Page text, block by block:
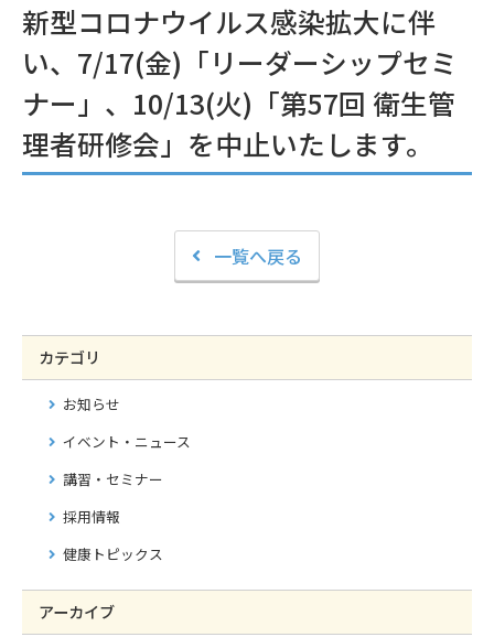
新型コロナウイルス感染拡大に伴
い、7/17(金)「リーダーシップセミ
ナー」、10/13(火)「第57回 衛生管
理者研修会」を中止いたします。
一覧へ戻る
カテゴリ
お知らせ
イベント・ニュース
講習・セミナー
採用情報
健康トピックス
アーカイブ